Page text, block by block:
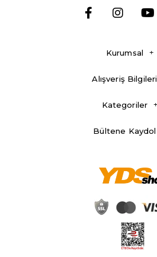
Kurumsal
Alışveriş Bilgileri
Kategoriler
Bültene Kaydol